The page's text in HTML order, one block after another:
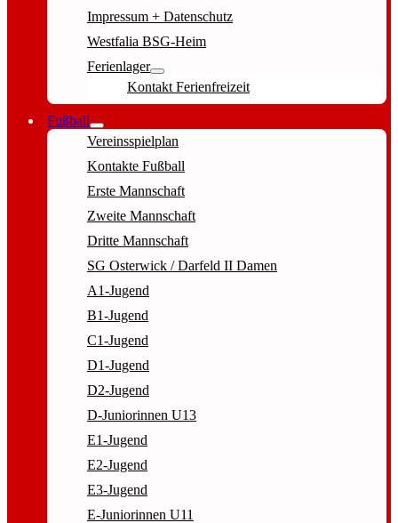
Impressum + Datenschutz
Westfalia BSG-Heim
Ferienlager
Kontakt Ferienfreizeit
Fußball
Vereinsspielplan
Kontakte Fußball
Erste Mannschaft
Zweite Mannschaft
Dritte Mannschaft
SG Osterwick / Darfeld II Damen
A1-Jugend
B1-Jugend
C1-Jugend
D1-Jugend
D2-Jugend
D-Juniorinnen U13
E1-Jugend
E2-Jugend
E3-Jugend
E-Juniorinnen U11